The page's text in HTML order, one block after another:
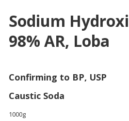
Sodium
98% AR, Loba
Confirming to BP, USP
Caustic Soda
1000g